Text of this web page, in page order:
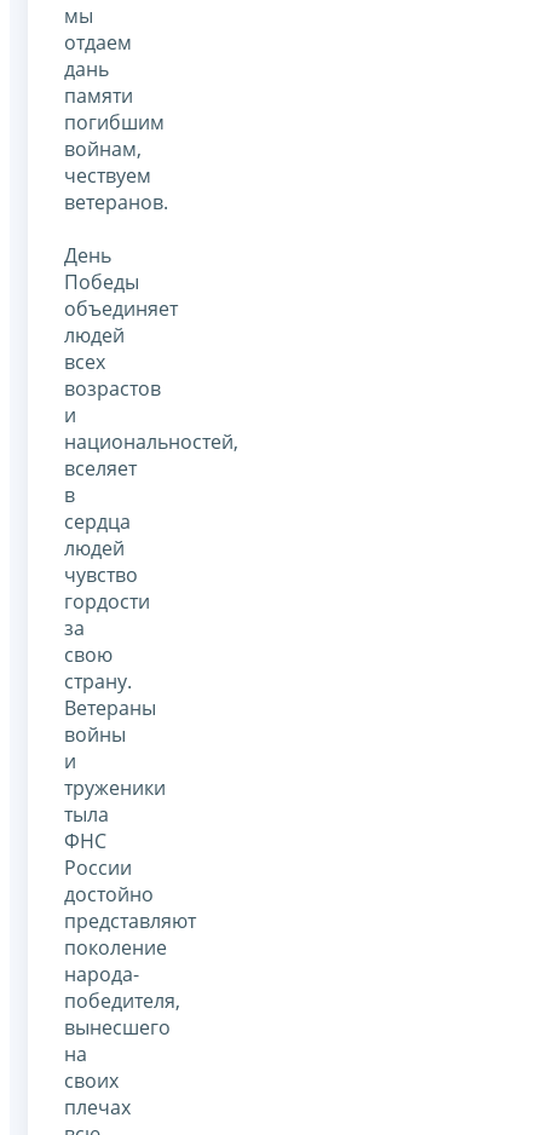
мы
отдаем
дань
памяти
погибшим
войнам,
чествуем
ветеранов.
День
Победы
объединяет
людей
всех
возрастов
и
национальностей,
вселяет
в
сердца
людей
чувство
гордости
за
свою
страну.
Ветераны
войны
и
труженики
тыла
ФНС
России
достойно
представляют
поколение
народа-
победителя,
вынесшего
на
своих
плечах